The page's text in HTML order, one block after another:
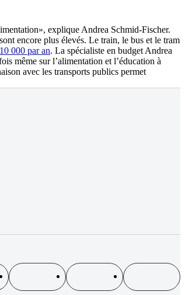
explique Andrea Schmid-Fischer.
encore plus élevés. Le train, le bus et le tram
000 par an. La spécialiste en budget Andrea
même sur l’alimentation et l’éducation à
avec les transports publics permet